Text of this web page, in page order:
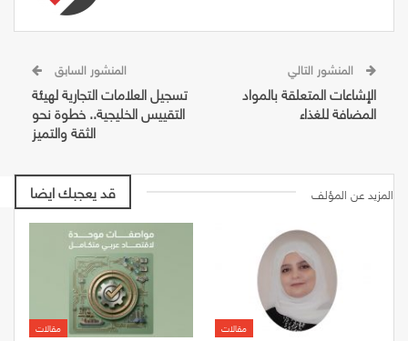
المنشور السابق
تسجيل العلامات التجارية لهيئة
التقييس الخليجية.. خطوة نحو
الثقة والتميز
الإشاعات المتعلقة بالمواد
المضافة للغذاء
قد يعجبك ايضا المزيد عن المؤلف
مقالات مقالات